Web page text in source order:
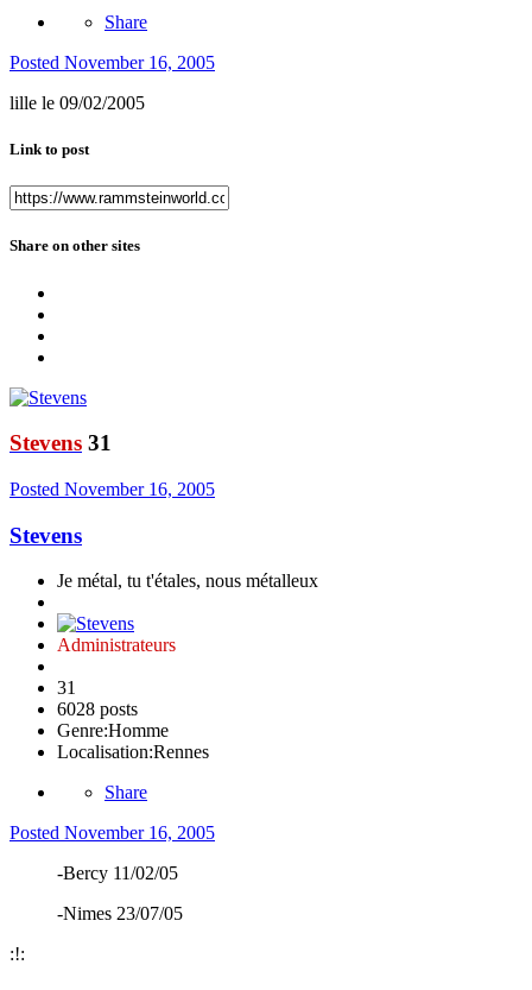
Share
Posted November 16, 2005
lille le 09/02/2005
Link to post
Share on other sites
Stevens 31
Posted November 16, 2005
Stevens
Je métal, tu t'étales, nous métalleux
Administrateurs
31
6028 posts
Genre:Homme
Localisation:Rennes
Share
Posted November 16, 2005
-Bercy 11/02/05
-Nimes 23/07/05
:!: